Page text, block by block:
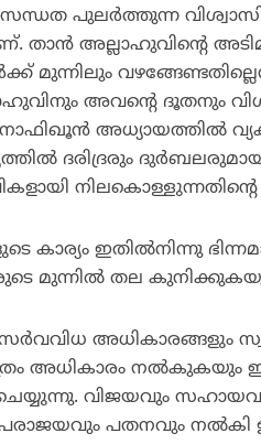
പുലര്‍ത്തുന്ന വിശ്വാസി
താന്‍ അല്ലാഹുവിന്റെ
മുന്നിലും
അവന്റെ ദൂതനും
അധ്യായത്തില്‍
ദരിദ്രരും
കാര്യം ഇതില്‍നിന്നു
മുന്നില്‍ തല
അധികാരങ്ങളും
അധികാരം നല്‍കുകയും
വിജയവും
പതനവും നല്‍കി